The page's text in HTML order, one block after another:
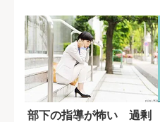
部下の指導が怖い 過剰